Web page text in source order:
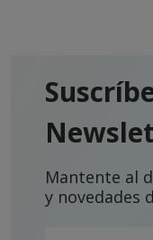
Mantente al
y novedades